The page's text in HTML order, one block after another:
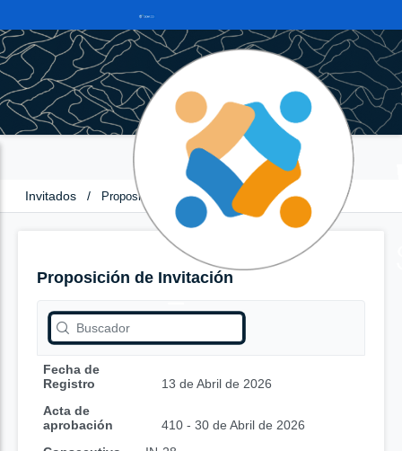
Invitados / Proposición de Invitación
Proposición de Invitación
Fecha de
Registro
13 de Abril de 2026
Acta de
aprobación
410 - 30 de Abril de 2026